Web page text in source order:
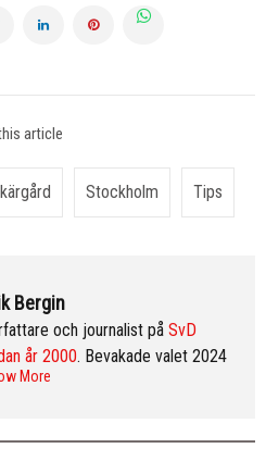
article
Stockholm Tips
Bergin
och journalist på SvD
år 2000. Bevakade valet 2024
Washington DC och var SvD:s
More